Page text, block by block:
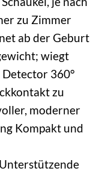
zu Zimmer
ab der Geburt
wiegt
360°
zu
moderner
Kompakt und